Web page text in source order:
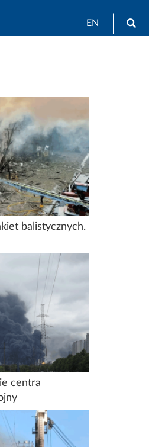
EN
balistycznych.
centra